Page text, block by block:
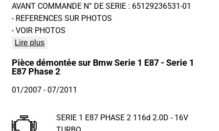
AVANT COMMANDE N° DE SERIE : 65129236531-01
- REFERENCES SUR PHOTOS
- VOIR PHOTOS
Lire plus
Pièce démontée sur Bmw Serie 1 E87 - Serie 1
E87 Phase 2
01/2007- 07/2011
SERIE 1 E87 PHASE 2 116d 2.0D - 16V